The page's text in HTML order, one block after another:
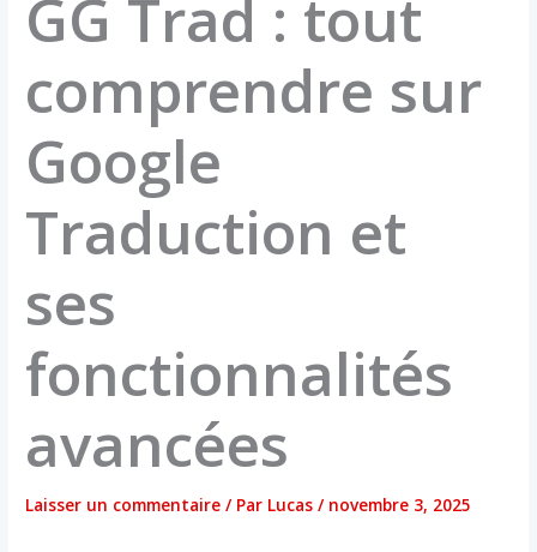
GG Trad : tout
comprendre sur
Google
Traduction et
ses
fonctionnalités
avancées
Laisser un commentaire / Par Lucas/ novembre 3, 2025